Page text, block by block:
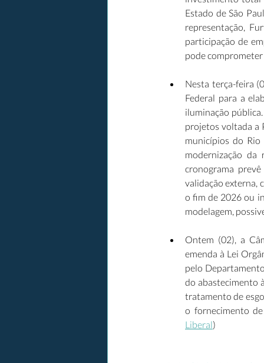
Estado de São
representação,
participação de
pode
Nesta terça-feira
Federal para a
iluminação
projetos voltada a
municípios do
modernização da
cronograma
validação externa,
o fim de 2026 ou
modelagem,
Ontem (02), a
emenda à Lei
pelo
do abastecimento
tratamento de
o fornecimento
Liberal)